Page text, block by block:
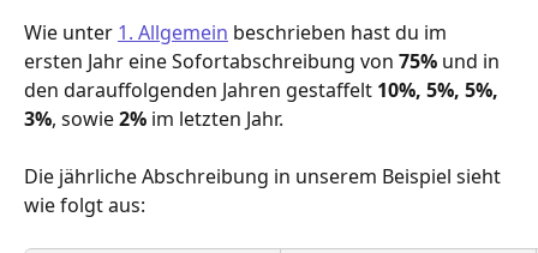
Wie unter 1. Allgemein beschrieben hast du im
ersten Jahr eine Sofortabschreibung von 75% und in
den darauffolgenden Jahren gestaffelt 10%, 5%, 5%,
3%, sowie 2% im letzten Jahr.
Die jährliche Abschreibung in unserem Beispiel sieht
wie folgt aus: